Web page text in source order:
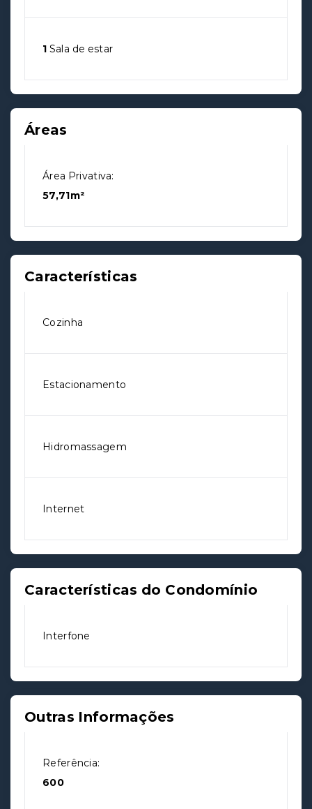
1 Sala de estar
Áreas
Área Privativa:
57,71m²
Características
Cozinha
Estacionamento
Hidromassagem
Internet
Características do Condomínio
Interfone
Outras Informações
Referência:
600